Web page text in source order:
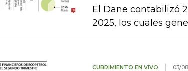
El Dane contabilizó
2025, los cuales
CUBRIMIENTO EN VIVO 03/